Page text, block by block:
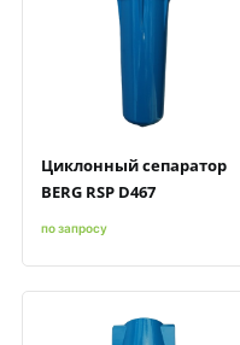
Быстрый просмотрДобавить к сравнению
Циклонный сепаратор
BERG RSP D467
по запросу